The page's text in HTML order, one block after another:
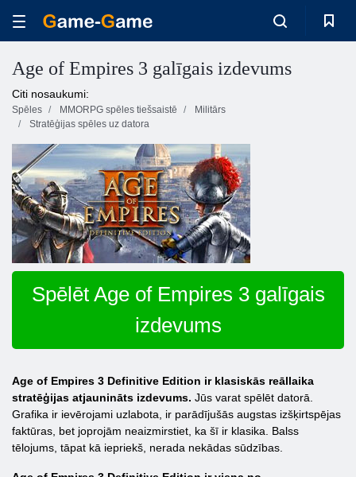
Age of Empires 3 galīgais izdevums
Citi nosaukumi:
Spēles MMORPG spēles tiešsaistē
Militārs
Stratēģijas spēles uz datora
Spēlēt Age of Empires 3 galīgais
izdevums
Age of Empires 3 Definitive Edition ir klasiskās reāllaika
stratēģijas atjaunināts izdevums. Jūs varat spēlēt datorā.
Grafika ir ievērojami uzlabota, ir parādījušās augstas izšķirtspējas
faktūras, bet joprojām neaizmirstiet, ka šī ir klasika. Balss
tēlojums, tāpat kā iepriekš, nerada nekādas sūdzības.